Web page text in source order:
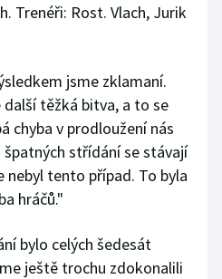
Trenéři: Rost. Vlach, Jurik
jsme zklamaní.
těžká bitva, a to se
chyba v prodloužení nás
střídání se stávají
nebyl tento případ. To byla
hráčů."
bylo celých šedesát
ještě trochu zdokonalili